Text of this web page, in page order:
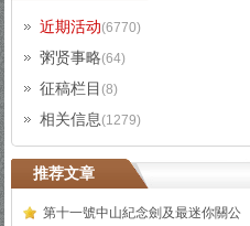
近期活动(6770)
粥贤事略(64)
征稿栏目 (8)
相关信息(1279)
推荐文章
第十一號中山紀念劍及最迷你關公